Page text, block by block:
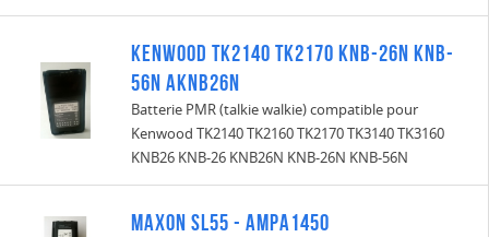
Kenwood TK2140 TK2170 KNB-26N KNB-
56N AKNB26N
Batterie PMR (talkie walkie) compatible pour
Kenwood TK2140 TK2160 TK2170 TK3140 TK3160
KNB26 KNB-26 KNB26N KNB-26N KNB-56N
Maxon SL55 - AMPA1450